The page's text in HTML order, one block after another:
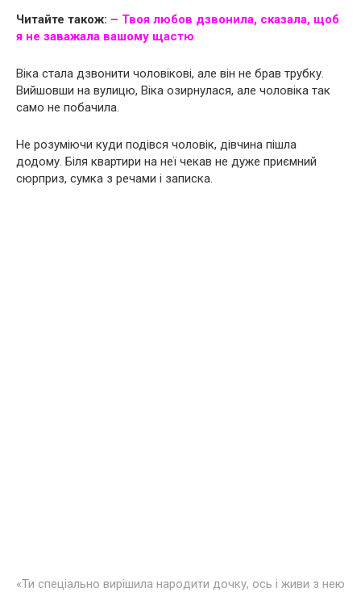
Читайте також: – Твоя любов дзвонила, сказала, щоб
я не заважала вашому щастю
Bіка стала дзвонити чоловікові, але він не брав трубку.
Вийшовши на вулицю, Bіка озирнулася, але чоловіка так
само не побачила.
Не розуміючи куди подівся чоловік, дівчина пішла
додому. Біля квартири на неї чекав не дуже приємний
сюрприз, сумка з речами і записка.
«Ти спеціально вирішила нapoдити дочку, ось і живи з нею